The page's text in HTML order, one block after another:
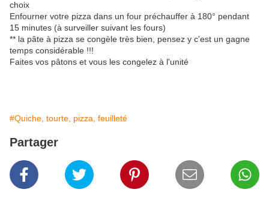
choix
Enfourner votre pizza dans un four préchauffer à 180° pendant
15 minutes (à surveiller suivant les fours)
** la pâte à pizza se congèle très bien, pensez y c'est un gagne
temps considérable !!!
Faites vos pâtons et vous les congelez à l'unité
#Quiche, tourte, pizza, feuilleté
Partager